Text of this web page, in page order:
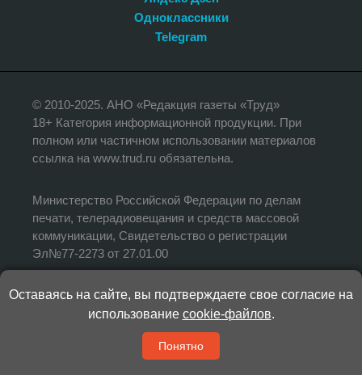
Одноклассники
Telegram
© 2010-2025. АНО «Редакция газеты «Труд»
18+ Категория информационной продукции. При
полном или частичном использовании материалов
ссылка на www.trud.ru обязательна.
Министерство Российской Федерации по делам
печати, телерадиовещания и средств массовой
коммуникации, Свидетельство о регистрации
Эл№77-2273 от 27.01.00
Редакция не несет ответственности за
достоверность информации, опубликованной в
рекламных объявлениях.
Адрес редакции: 125 009, Москва, ул. Большая
Оставаясь на сайте, вы подтверждаете свое согласие на
использование cookie-файлов.
Понятно